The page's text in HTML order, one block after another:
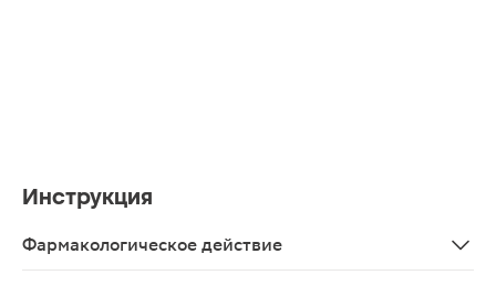
Инструкция
Фармакологическое действие